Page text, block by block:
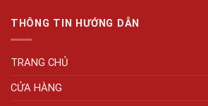
THÔNG TIN HƯỚNG DẪN
TRANG CHỦ
CỬA HÀNG